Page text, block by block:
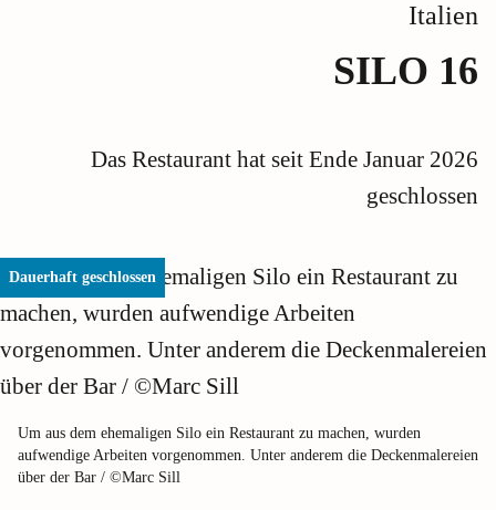
Italien
SILO 16
Das Restaurant hat seit Ende Januar 2026
geschlossen
Dauerhaft geschlossen
Um aus dem ehemaligen Silo ein Restaurant zu machen, wurden
aufwendige Arbeiten vorgenommen. Unter anderem die Deckenmalereien
über der Bar / ©Marc Sill